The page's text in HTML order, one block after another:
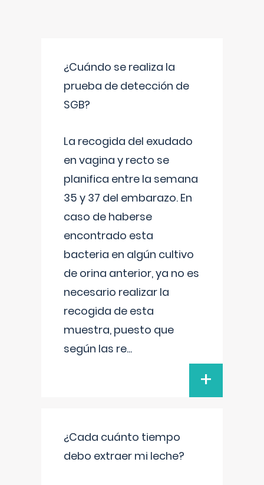
¿Cuándo se realiza la
prueba de detección de
SGB?
La recogida del exudado
en vagina y recto se
planifica entre la semana
35 y 37 del embarazo. En
caso de haberse
encontrado esta
bacteria en algún cultivo
de orina anterior, ya no es
necesario realizar la
recogida de esta
muestra, puesto que
según las re...
+
¿Cada cuánto tiempo
debo extraer mi leche?